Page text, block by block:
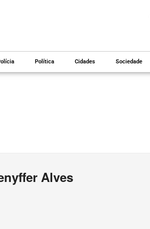
Política Cidades Sociedade
Alves